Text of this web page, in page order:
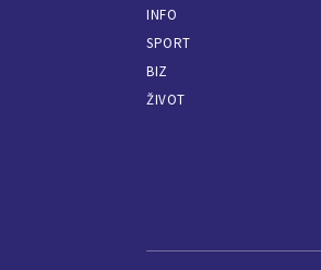
INFO
SPORT
BIZ
ŽIVOT